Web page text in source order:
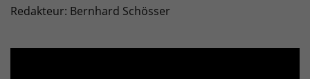
Redakteur: Bernhard Schösser